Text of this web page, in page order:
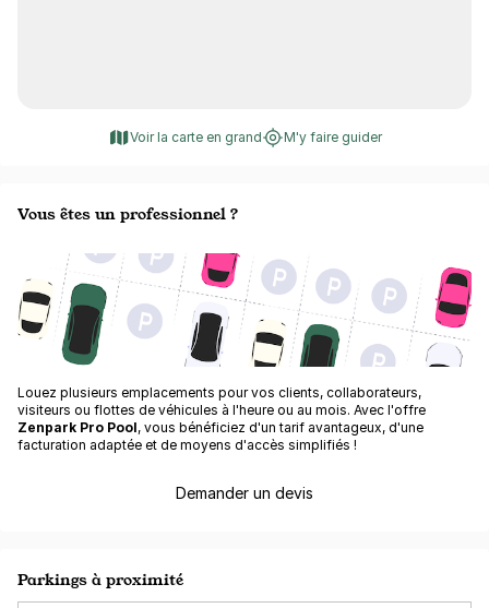
Voir la carte en grand M'y faire guider
Vous êtes un professionnel ?
Louez plusieurs emplacements pour vos clients, collaborateurs,
visiteurs ou flottes de véhicules à l'heure ou au mois. Avec l'offre
Zenpark Pro Pool, vous bénéficiez d'un tarif avantageux, d'une
facturation adaptée et de moyens d'accès simplifiés !
Demander un devis
Parkings à proximité